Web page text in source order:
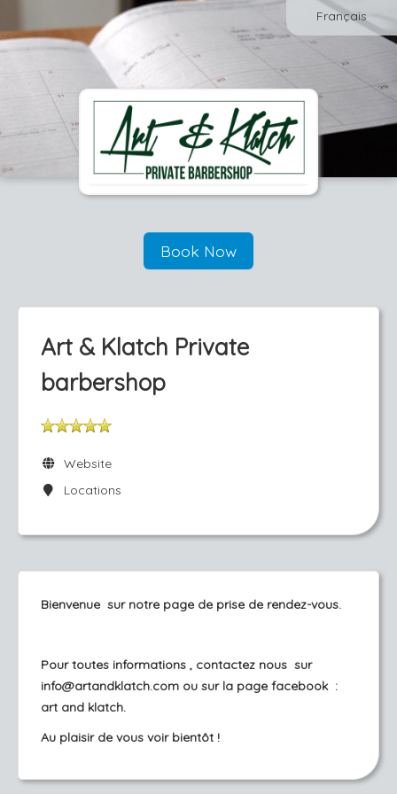
Français
Book Now
Art & Klatch Private
barbershop
Website
Locations
Bienvenue sur notre page de prise de rendez-vous.
Pour toutes informations , contactez nous sur
info@artandklatch.com ou sur la page facebook :
art and klatch.
Au plaisir de vous voir bientôt !